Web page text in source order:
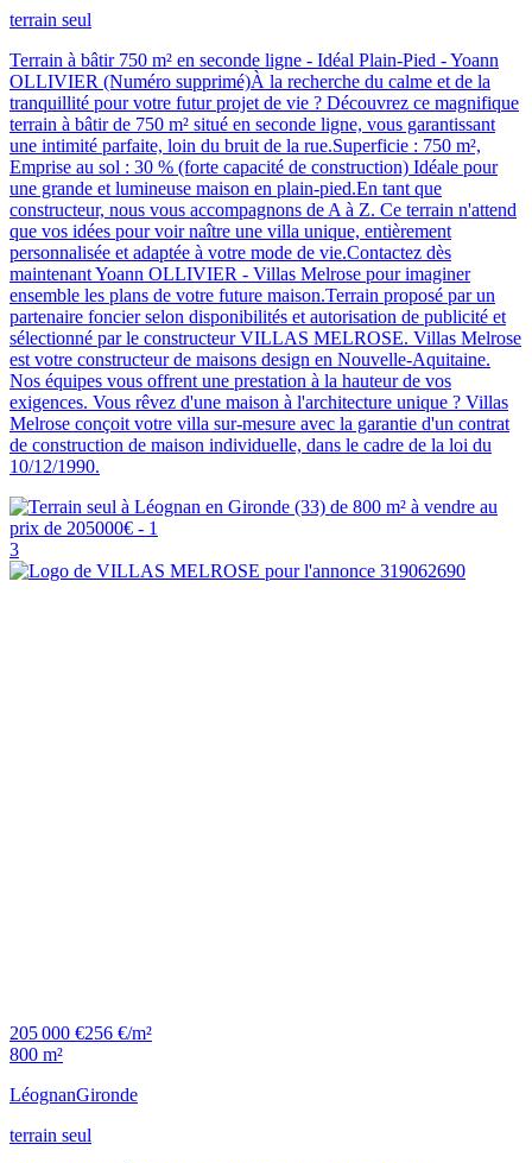
terrain seul
Terrain à bâtir 750 m² en seconde ligne - Idéal Plain-Pied - Yoann
OLLIVIER (Numéro supprimé)À la recherche du calme et de la
tranquillité pour votre futur projet de vie ? Découvrez ce magnifique
terrain à bâtir de 750 m² situé en seconde ligne, vous garantissant
une intimité parfaite, loin du bruit de la rue.Superficie : 750 m²,
Emprise au sol : 30 % (forte capacité de construction) Idéale pour
une grande et lumineuse maison en plain-pied.En tant que
constructeur, nous vous accompagnons de A à Z. Ce terrain n'attend
que vos idées pour voir naître une villa unique, entièrement
personnalisée et adaptée à votre mode de vie.Contactez dès
maintenant Yoann OLLIVIER - Villas Melrose pour imaginer
ensemble les plans de votre future maison.Terrain proposé par un
partenaire foncier selon disponibilités et autorisation de publicité et
sélectionné par le constructeur VILLAS MELROSE. Villas Melrose
est votre constructeur de maisons design en Nouvelle-Aquitaine.
Nos équipes vous offrent une prestation à la hauteur de vos
exigences. Vous rêvez d'une maison à l'architecture unique ? Villas
Melrose conçoit votre villa sur-mesure avec la garantie d'un contrat
de construction de maison individuelle, dans le cadre de la loi du
10/12/1990.
3
205 000 €256 €/m²
800 m²
LéognanGironde
terrain seul